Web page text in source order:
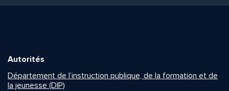
Autorités
Département de l’instruction publique, de la formation et de
la jeunesse (DIP)